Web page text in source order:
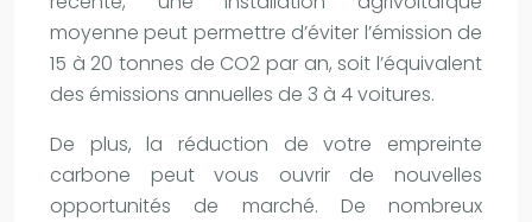
moyenne peut permettre d’éviter l’émission de
15 à 20 tonnes de CO2 par an, soit l’équivalent
des émissions annuelles de 3 à 4 voitures.
De plus, la réduction de votre empreinte
carbone peut vous ouvrir de nouvelles
opportunités de marché. De nombreux